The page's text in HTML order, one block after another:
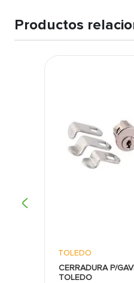
Productos
TOLEDO
CERRADURA P/
TOLEDO